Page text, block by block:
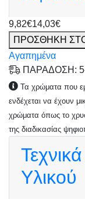
9,82€14,03€
ΠΡΟΣΘΗΚΗ
Αγαπημένα
ΠΑΡΑΔΟΣΗ:
Τα χρώματα που
ενδέχεται να έχουν
χρώματα όπως το
της διαδικασίας
Υλικού